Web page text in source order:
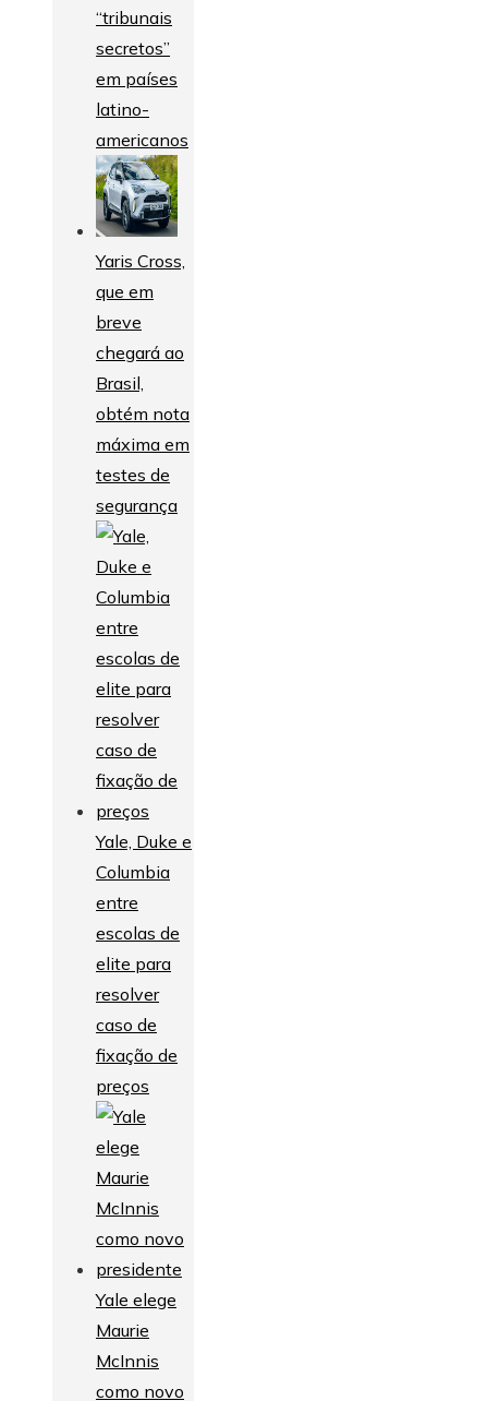
“tribunais
secretos”
em países
latino-
americanos
Yaris Cross,
que em
breve
chegará ao
Brasil,
obtém nota
máxima em
testes de
segurança
Yale, Duke e
Columbia
entre
escolas de
elite para
resolver
caso de
fixação de
preços
Yale elege
Maurie
McInnis
como novo